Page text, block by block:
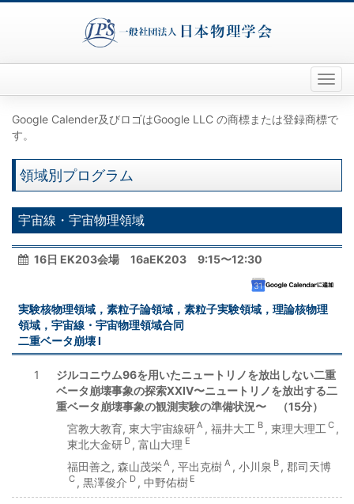
Google Calender及びロゴはGoogle LLC の商標または登録商標で
す。
領域別プログラム
宇宙線・宇宙物理領域
16日 EK203会場 16aEK203 9:15〜12:30
実験核物理領域，素粒子論領域，素粒子実験領域，理論核物理
領域，宇宙線・宇宙物理領域合同
二重ベータ崩壊 I
1
ジルコニウム96を用いたニュートリノを放出しない二重
ベータ崩壊事象の探索XXIV〜ニュートリノを放出する二
重ベータ崩壊事象の観測実験の準備状況〜 （15分）
宮教大教育, 東大宇宙線研A , 福井大工 B , 東理大理工 C ,
東北大金研 D , 富山大理 E
福田善之, 森山茂栄A , 平出克樹 A , 小川泉 B , 郡司天博
C , 黒澤俊介 D , 中野佑樹 E